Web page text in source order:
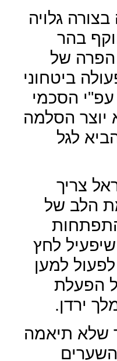
גלויה
בהר
הפרה של
ביטחוני
הסכמי
יוצר הסלמה
לגל
צריך
הלב של
לחץ
למען
הפעלת
ירדן.
שלא תיאמה